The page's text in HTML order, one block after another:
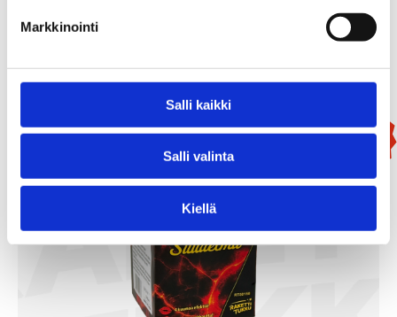
Markkinointi
Salli kaikki
Salli valinta
Kiellä
Lisää Ostoslistaan
Uutuus!